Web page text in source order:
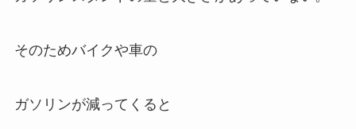
そのためバイクや車の
ガソリンが減ってくると